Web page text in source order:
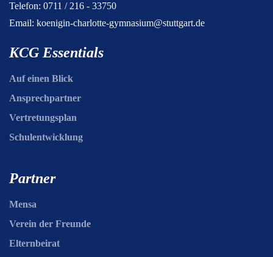
Telefon: 0711 / 216 - 33750
Email: koenigin-charlotte-gymnasium@stuttgart.de
KCG Essentials
Auf einen Blick
Ansprechpartner
Vertretungsplan
Schulentwicklung
Partner
Mensa
Verein der Freunde
Elternbeirat